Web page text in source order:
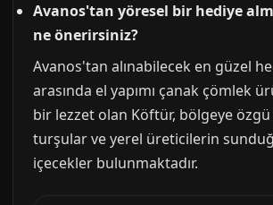
Avanos'tan yöresel bir hediye
ne önerirsiniz?
Avanos'tan alınabilecek en güzel
arasında el yapımı çanak çömlek
bir lezzet olan Köftür, bölgeye özgü
turşular ve yerel üreticilerin
içecekler bulunmaktadır.